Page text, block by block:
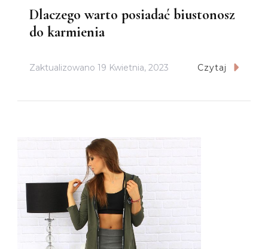
Dlaczego warto posiadać biustonosz
do karmienia
Zaktualizowano 19 Kwietnia, 2023 Czytaj